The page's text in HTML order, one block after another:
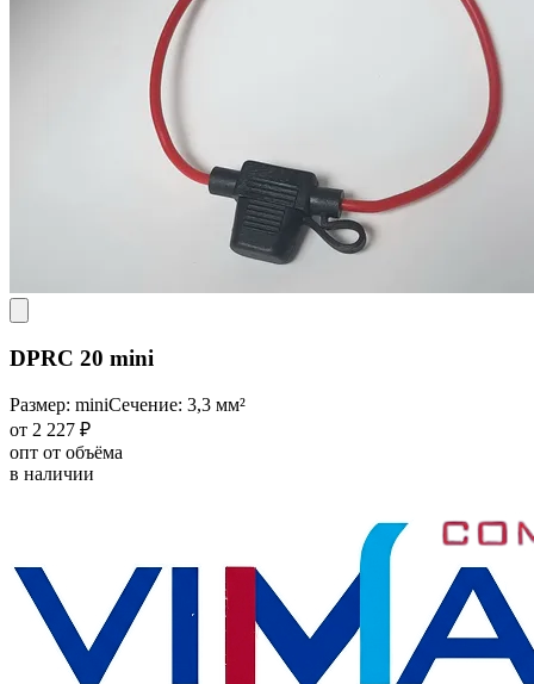
DPRC 20 mini
Размер: miniСечение: 3,3 мм²
от 2 227 ₽
опт от объёма
в наличии